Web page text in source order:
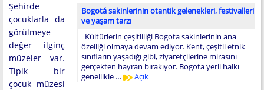
Bogotá sakinlerinin otantik gelenekleri, festivalleri
ve yaşam tarzı
Kültürlerin çeşitliliği Bogota sakinlerinin ana
özelliği olmaya devam ediyor. Kent, çeşitli etnik
sınıfların yaşadığı gibi, ziyaretçilerine mirasını
gerçekten hayran bırakıyor. Bogota yerli halkı
genellikle …
Açık
Şehirde
çocuklarla da
görülmeye
değer ilginç
müzeler var.
Tipik bir
çocuk müzesi